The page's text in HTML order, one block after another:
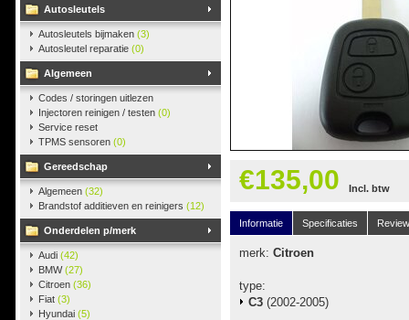
Autosleutels
Autosleutels bijmaken (3)
Autosleutel reparatie (0)
Algemeen
Codes / storingen uitlezen
Injectoren reinigen / testen (0)
Service reset
TPMS sensoren (0)
Gereedschap
Algemeen (32)
Brandstof additieven en reinigers (12)
Onderdelen p/merk
Audi (42)
BMW(27)
Citroen (36)
Fiat (3)
Hyundai (5)
€135,00 Incl. btw
Informatie Specificaties
merk: Citroen
type:
C3 (2002-2005)